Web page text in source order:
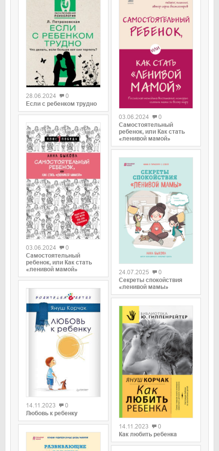
28.06.2024
0
Если с ребенком трудно
0
03.06.2024
0
Самостоятельный
ребенок, или Как стать
«ленивой мамой»
14.11.2023
0
Любовь к ребенку
03.06.2024
0
Самостоятельный
ребенок, или Как стать
«ленивой мамой»
24.07.2025
0
Секреты спокойствия
«ленивой мамы»
14.11.2023
0
Как любить ребенка